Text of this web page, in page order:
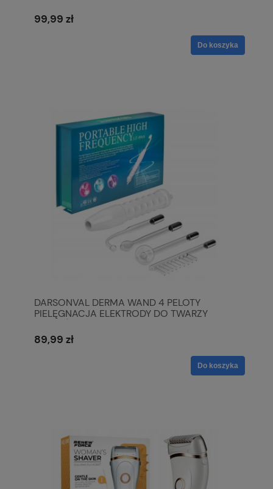
99,99 zł
Do koszyka
DARSONVAL DERMA WAND 4 PELOTY
PIELĘGNACJA ELEKTRODY DO TWARZY
89,99 zł
Do koszyka